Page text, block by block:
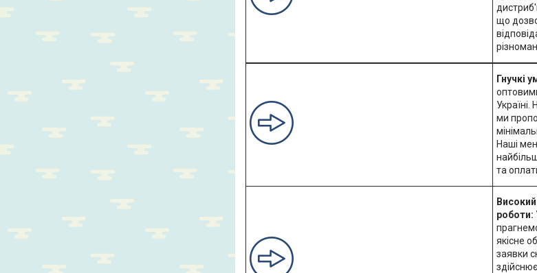
що
Гнучкі
ми
Наші
та
роботи:
якісне
заявки